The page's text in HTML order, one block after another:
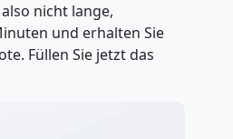
nicht lange,
und erhalten Sie
Füllen Sie jetzt das